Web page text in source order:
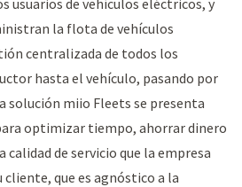
la flota de vehículos
centralizada de todos los
hasta el vehículo, pasando por
solución miio Fleets se presenta
optimizar tiempo, ahorrar dinero
calidad de servicio que la empresa
cliente, que es agnóstico a la